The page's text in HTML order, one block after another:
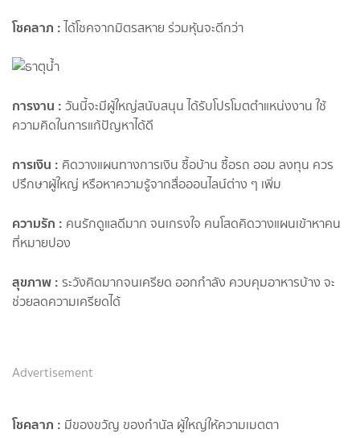
โชคลาภ : ได้โชคจากมิตรสหาย ร่วมหุ้นจะดีกว่า
การงาน : วันนี้จะมีผู้ใหญ่สนับสนุน ได้รับโปรโมตตำแหน่งงาน ใช้
ความคิดในการแก้ปัญหาได้ดี
การเงิน : คิดวางแผนทางการเงิน ซื้อบ้าน ซื้อรถ ออม ลงทุน ควร
ปรึกษาผู้ใหญ่ หรือหาความรู้จากสื่อออนไลน์ต่าง ๆ เพิ่ม
ความรัก : คนรักดูแลดีมาก จนเกรงใจ คนโสดคิดวางแผนเข้าหาคน
ที่หมายปอง
สุขภาพ: ระวังคิดมากจนเครียด ออกกำลัง ควบคุมอาหารบ้าง จะ
ช่วยลดความเครียดได้
Advertisement
โชคลาภ : มีของขวัญ ของกำนัล ผู้ใหญ่ให้ความเมตตา